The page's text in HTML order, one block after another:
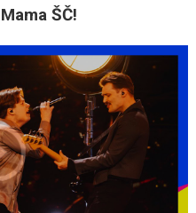
ŠČ!